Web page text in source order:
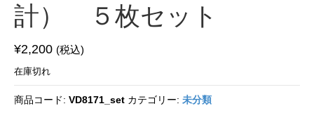
計） ５枚セット
¥2,200 (税込)
在庫切れ
商品コード: VD8171_set カテゴリー: 未分類